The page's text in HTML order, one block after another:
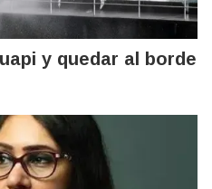
y quedar al borde